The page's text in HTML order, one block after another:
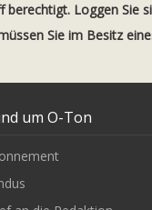
berechtigt. Loggen Sie
Sie im Besitz
um O-Ton